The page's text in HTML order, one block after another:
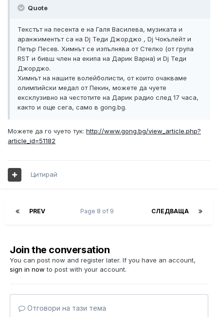
Quote
Текстът на песента е на Галя Василева, музиката и
аранжиментът са на Dj Теди Джорджо , Dj Чокълейт и
Петьр Песев. Химнът се изпълнява от Стелко (от група
RST и бивш член на екипа на Дарик Варна) и Dj Теди
Джорджо.
Химнът на нашите волейболисти, от които очакваме
олимпийски медал от Пекин, можете да чуете
ексклузивно на честотите на Дарик радио след 17 часа,
както и още сега, само в gong.bg.
Можете да го чуето тук: http://www.gong.bg/view_article.php?
article_id=51182
Цитирай
PREV СЛЕДВАЩА
Page 8 of 9
Join the conversation
You can post now and register later. If you have an account,
sign in now to post with your account.
Отговори на тази тема